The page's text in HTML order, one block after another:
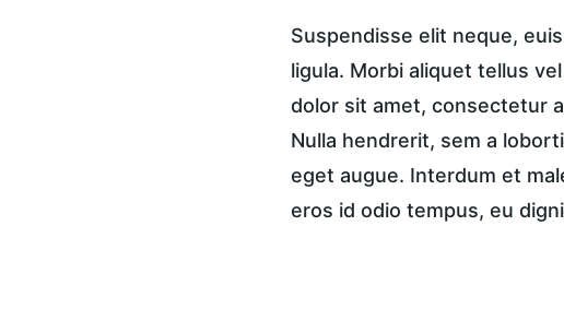
Suspendisse elit neque,
ligula. Morbi aliquet tellus
dolor sit amet, consectetur
Nulla hendrerit, sem a
eget augue. Interdum et
eros id odio tempus, eu